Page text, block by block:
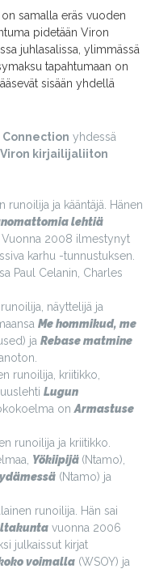
samalla eräs vuoden
pidetään Viron
juhlasalissa, ylimmässä
tapahtumaan on
sisään yhdellä
Connection yhdessä
Viron kirjailijaliiton
runoilija ja kääntäjä. Hänen
lehtiä
Vuonna 2008 ilmestynyt
karhu -tunnustuksen.
Paul Celanin, Charles
näyttelijä ja
Me hommikud, me
ja Rebase matmine
runoilija, kriitikko,
Lugun
on Armastuse
runoilija ja kriitikko.
Yökiipijä (Ntamo),
(Ntamo) ja
runoilija. Hän sai
vuonna 2006
julkaissut kirjat
voimalla (WSOY) ja